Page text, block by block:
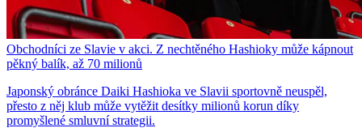
Obchodníci ze Slavie v akci. Z nechtěného Hashioky může kápnout
pěkný balík, až 70 milionů
Japonský obránce Daiki Hashioka ve Slavii sportovně neuspěl,
přesto z něj klub může vytěžit desítky milionů korun díky
promyšlené smluvní strategii.